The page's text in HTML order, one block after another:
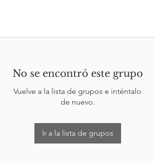
No se encontró este grupo
Vuelve a la lista de grupos e inténtalo
de nuevo.
Ir a la lista de grupos